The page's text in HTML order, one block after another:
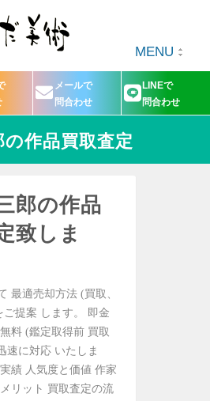
MENU
メールで
問合わせ
LINEで
問合わせ
の作品買取査定
郎の作品
致しま
最適売却方法 (買取、
ご提案 します。 即金
料 (鑑定取得前 買取
速に対応 いたしま
績 人気度と価値 作家
リット 買取査定の流